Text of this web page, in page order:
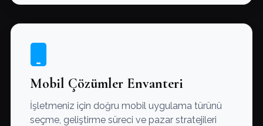
Mobil Çözümler Envanteri
İşletmeniz için doğru mobil uygulama türünü
seçme, geliştirme süreci ve pazar stratejileri